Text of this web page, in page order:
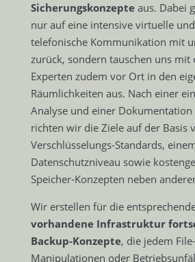
Sicherungskonzepteaus. Dabei
nur auf eine intensive virtuelle
telefonische Kommunikation mit
zurück, sondern tauschen uns mit
Experten zudem vor Ort in den
Räumlichkeiten aus. Nach einer
Analyse und einer
richten wir die Ziele auf der Basis
Verschlüsselungs-Standards,
Datenschutzniveau sowie
Speicher-Konzepten neben
Wir erstellen für die
vorhandene Infrastruktur
Backup-Konzepte, die jedem
Manipulationen oder